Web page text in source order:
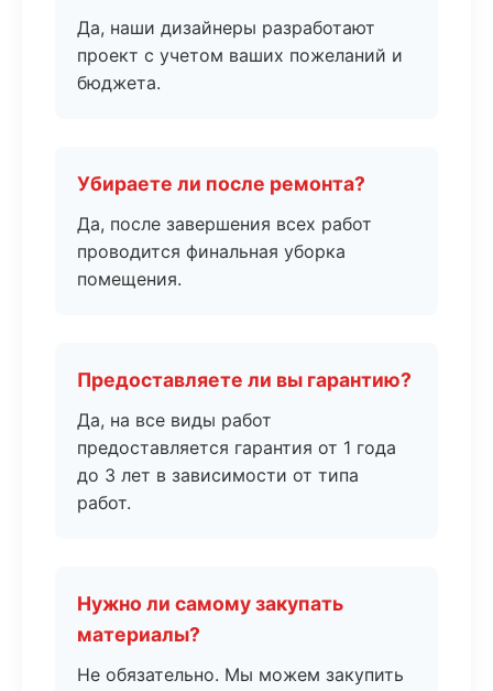
Да, наши дизайнеры разработают
проект с учетом ваших пожеланий и
бюджета.
Убираете ли после ремонта?
Да, после завершения всех работ
проводится финальная уборка
помещения.
Предоставляете ли вы гарантию?
Да, на все виды работ
предоставляется гарантия от 1 года
до 3 лет в зависимости от типа
работ.
Нужно ли самому закупать
материалы?
Не обязательно. Мы можем закупить